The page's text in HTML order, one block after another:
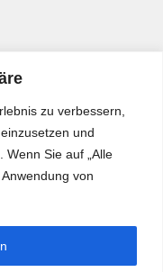
zu verbessern,
und
Sie auf „Alle
von